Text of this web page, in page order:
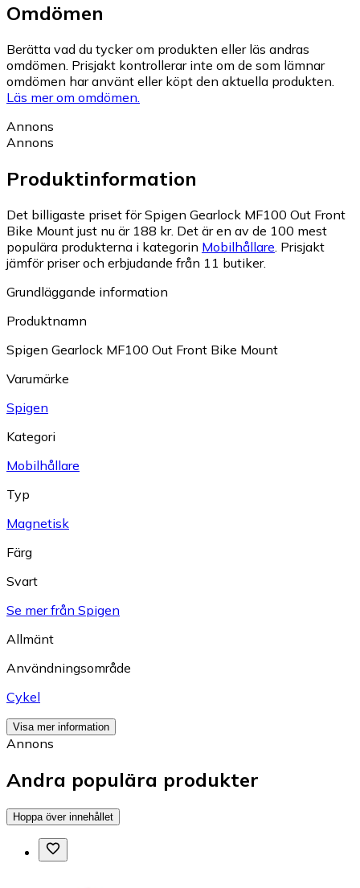
Omdömen
Berätta vad du tycker om produkten eller läs andras
omdömen. Prisjakt kontrollerar inte om de som lämnar
omdömen har använt eller köpt den aktuella produkten.
Läs mer om omdömen.
Annons
Annons
Produktinformation
Det billigaste priset för Spigen Gearlock MF100 Out Front
Bike Mount just nu är 188 kr. Det är en av de 100 mest
populära produkterna i kategorin Mobilhållare. Prisjakt
jämför priser och erbjudande från 11 butiker.
Grundläggande information
Produktnamn
Spigen Gearlock MF100 Out Front Bike Mount
Varumärke
Spigen
Kategori
Mobilhållare
Typ
Magnetisk
Färg
Svart
Se mer från Spigen
Allmänt
Användningsområde
Cykel
Visa mer information
Annons
Andra populära produkter
Hoppa över innehållet